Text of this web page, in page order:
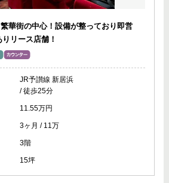
華街の中心！設備が整っており即営
リース店舗！
JR予讃線 新居浜
/ 徒歩25分
11.55万円
3ヶ月 / 11万
3階
15坪